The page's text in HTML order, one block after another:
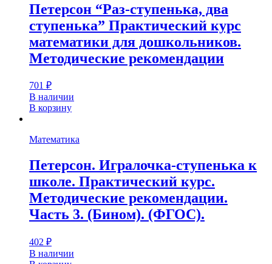
Петерсон “Раз-ступенька, два
ступенька” Практический курс
математики для дошкольников.
Методические рекомендации
701 ₽
В наличии
В корзину
Математика
Петерсон. Игралочка-ступенька к
школе. Практический курс.
Методические рекомендации.
Часть 3. (Бином). (ФГОС).
402 ₽
В наличии